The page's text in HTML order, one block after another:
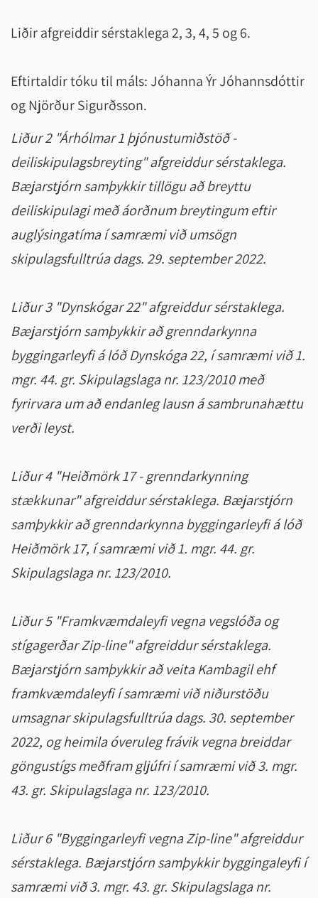
Liðir afgreiddir sérstaklega 2, 3, 4, 5 og 6.
Eftirtaldir tóku til máls: Jóhanna Ýr Jóhannsdóttir
og Njörður Sigurðsson.
Liður 2 "Árhólmar 1 þjónustumiðstöð -
deiliskipulagsbreyting" afgreiddur sérstaklega.
Bæjarstjórn samþykkir tillögu að breyttu
deiliskipulagi með áorðnum breytingum eftir
auglýsingatíma í samræmi við umsögn
skipulagsfulltrúa dags. 29. september 2022.
Liður 3 "Dynskógar 22" afgreiddur sérstaklega.
Bæjarstjórn samþykkir að grenndarkynna
byggingarleyfi á lóð Dynskóga 22, í samræmi við 1.
mgr. 44. gr. Skipulagslaga nr. 123/2010 með
fyrirvara um að endanleg lausn á sambrunahættu
verði leyst.
Liður 4 "Heiðmörk 17 - grenndarkynning
stækkunar" afgreiddur sérstaklega. Bæjarstjórn
samþykkir að grenndarkynna byggingarleyfi á lóð
Heiðmörk 17, í samræmi við 1. mgr. 44. gr.
Skipulagslaga nr. 123/2010.
Liður 5 "Framkvæmdaleyfi vegna vegslóða og
stígagerðar Zip-line" afgreiddur sérstaklega.
Bæjarstjórn samþykkir að veita Kambagil ehf
framkvæmdaleyfi í samræmi við niðurstöðu
umsagnar skipulagsfulltrúa dags. 30. september
2022, og heimila óveruleg frávik vegna breiddar
göngustígs meðfram gljúfri í samræmi við 3. mgr.
43. gr. Skipulagslaga nr. 123/2010.
Liður 6 "Byggingarleyfi vegna Zip-line" afgreiddur
sérstaklega. Bæjarstjórn samþykkir byggingaleyfi í
samræmi við 3. mgr. 43. gr. Skipulagslaga nr.